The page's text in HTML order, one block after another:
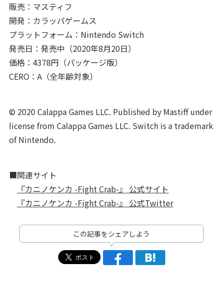
販売：マスティフ
開発：カラッパゲームス
プラットフォーム：Nintendo Switch
発売日：発売中（2020年8月20日）
価格：4378円（パッケージ版）
CERO：A（全年齢対象）
© 2020 Calappa Games LLC. Published by Mastiff under
license from Calappa Games LLC. Switch is a trademark
of Nintendo.
■関連サイト
『カニノケンカ -Fight Crab-』 公式サイト
『カニノケンカ -Fight Crab-』 公式Twitter
この記事をシェアしよう